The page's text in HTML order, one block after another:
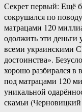
Секрет первый: Ещё
сокрушался по
матрацами 120
одолжить эти деньги
всеми украинскими
достоинства».
хорошо разбирался в
под матрацами 120
уникальной
скамьи